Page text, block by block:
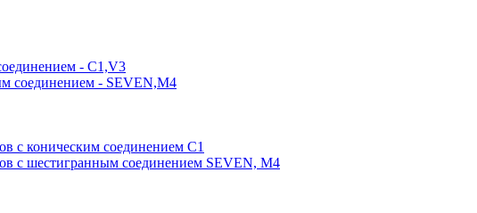
- C1,V3
соединением - SEVEN,M4
с коническим соединением С1
с шестигранным соединением SEVEN, М4